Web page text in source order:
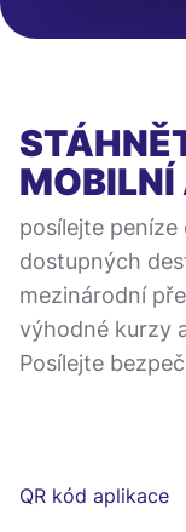
posílejte
dostupných
mezinárodní
výhodné kurzy
Posílejte
QR kód aplikace